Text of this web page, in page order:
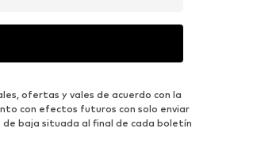
ofertas y vales de acuerdo con la
con efectos futuros con solo enviar
baja situada al final de cada boletín